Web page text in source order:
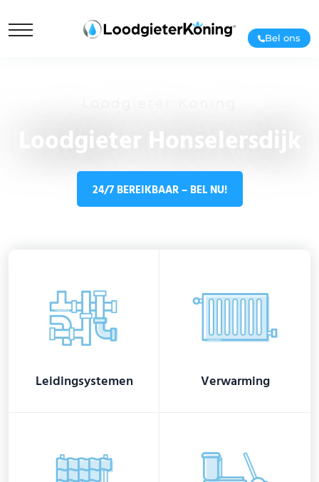
Bel ons
Loodgieter Honselersdijk
24/7 BEREIKBAAR – BEL NU!
Leidingsystemen Verwarming